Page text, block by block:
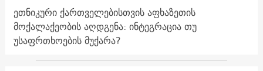
ეთნიკური ქართველებისთვის აფხაზეთის
მოქალაქეობის აღდგენა: ინტეგრაცია თუ
უსაფრთხოების მუქარა?